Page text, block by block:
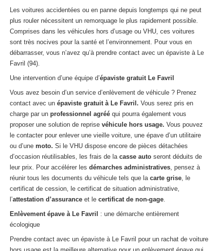
Les voitures accidentées ou en panne depuis longtemps qui ne peut
plus rouler nécessitent un remorquage le plus rapidement possible.
Comprises dans les véhicules hors d’usage ou VHU, ces voitures
sont très nocives pour la santé et l’environnement. Pour vous en
débarrasser, vous n’avez qu’à prendre contact avec un épaviste à Le
Favril (94).
Une intervention d’une équipe d’épaviste gratuit Le Favril
Vous avez besoin d’un service d’enlèvement de véhicule ? Prenez
contact avec un épaviste gratuit à Le Favril. Vous serez pris en
charge par un professionnel agréé qui pourra également vous
proposer une solution de reprise véhicule hors usage. Vous pouvez
le contacter pour enlever une vieille voiture, une épave d’un utilitaire
ou d’une moto. Si le VHU dispose encore de pièces détachées
d’occasion réutilisables, les frais de la casse auto seront déduits de
leur prix. Pour accélérer les démarches administratives, pensez à
réunir tous les documents du véhicule tels que la carte grise, le
certificat de cession, le certificat de situation administrative,
l’attestation d’assurance et le certificat de non-gage.
Enlèvement épave à Le Favril
: une démarche entièrement
écologique
Prendre contact avec un épaviste à Le Favril pour un rachat de voiture